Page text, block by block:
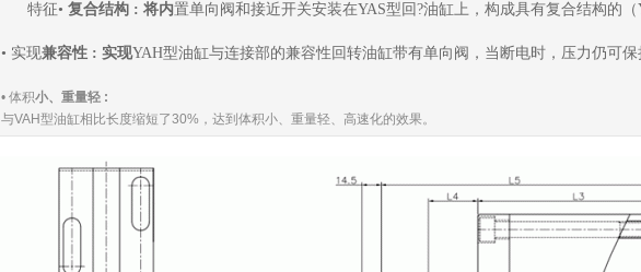
特征• 复合结构 : 将内置单向阀和接近开关安装在YAS型回?油缸上，构成具有复合结构的（
• 实现兼容性 : 实现YAH型油缸与连接部的兼容性 回转油缸带有单向阀，当断电时，压力仍可
• 体积小、重量轻 :
与VAH型油缸相比长度缩短了30%，达到体积小、重量轻、高速化的效果。